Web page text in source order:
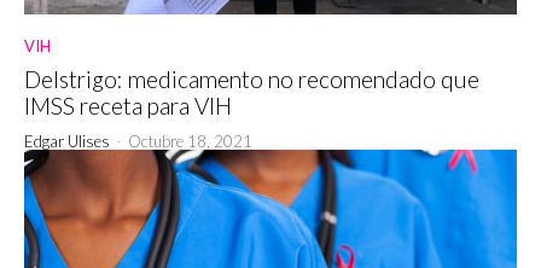
VIH
Delstrigo: medicamento no recomendado que
IMSS receta para VIH
Edgar Ulises - Octubre 18, 2021